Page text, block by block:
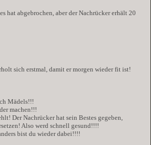
hat abgebrochen, aber der Nachrücker erhält 20
sich erstmal, damit er morgen wieder fit ist!
Mädels!!!
machen!!!
Der Nachrücker hat sein Bestes gegeben,
Also werd schnell gesund!!!!
bist du wieder dabei!!!!